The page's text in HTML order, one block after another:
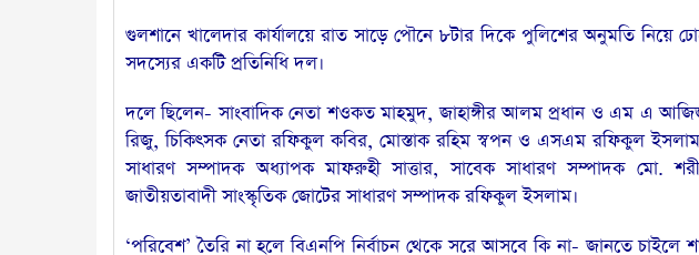
গুলশানে খালেদার কার্যালয়ে রাত সাড়ে পৌনে ৮টার দিকে পুলিশের অনুমতি নিয়ে
সদস্যের একটি প্রতিনিধি দল।
দলে ছিলেন- সাংবাদিক নেতা শওকত মাহমুদ, জাহাঙ্গীর আলম প্রধান ও এম এ
রিজু, চিকিৎসক নেতা রফিকুল কবির, মোস্তাক রহিম স্বপন ও এসএম রফিকুল ইসলাম
সাধারণ সম্পাদক অধ্যাপক মাফরুহী সাত্তার, সাবেক সাধারণ সম্পাদক মো.
জাতীয়তাবাদী সাংস্কৃতিক জোটের সাধারণ সম্পাদক রফিকুল ইসলাম।
‘পরিবেশ’ তৈরি না হলে বিএনপি নির্বাচন থেকে সরে আসবে কি না- জানতে